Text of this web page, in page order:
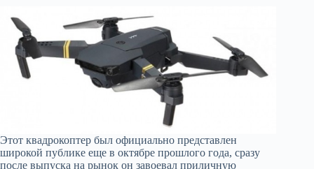
Этот квадрокоптер был официально представлен
широкой публике еще в октябре прошлого года, сразу
после выпуска на рынок он завоевал приличную